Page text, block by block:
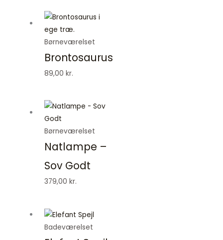
Børneværelset
Brontosaurus
89,00kr.
Børneværelset
Natlampe –
Sov Godt
379,00kr.
Badeværelset